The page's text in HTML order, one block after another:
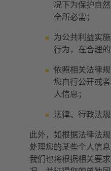
况下为保护自
全所必需；
为公共利益实
行为，在合理
依照相关法律
您自行公开或
人信息；
法律、行政法
此外，如根据法律法
处理您的某些个人信
我们也将根据相关要